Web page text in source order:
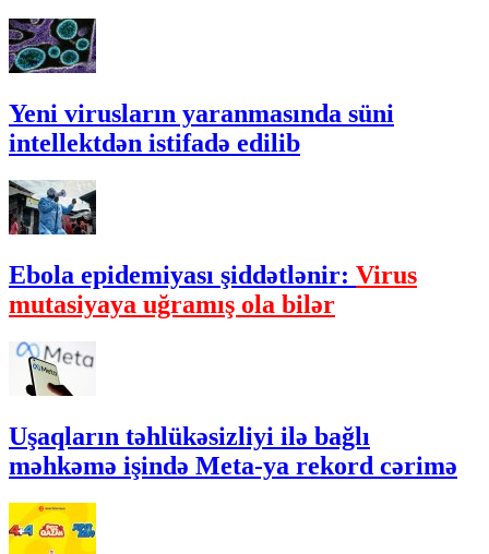
Yeni virusların yaranmasında süni
intellektdən istifadə edilib
Ebola epidemiyası şiddətlənir: Virus
mutasiyaya uğramış ola bilər
Uşaqların təhlükəsizliyi ilə bağlı
məhkəmə işində Meta-ya rekord cərimə